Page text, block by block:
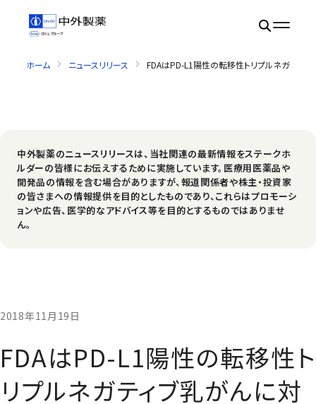
ホーム ニュースリリース FDAはPD-L1陽性の転移性トリプルネガティ
中外製薬のニュースリリースは、当社関連の最新情報をステークホ
ルダーの皆様にお伝えするために実施しています。医療用医薬品や
開発品の情報を含む場合がありますが、報道関係者や株主・投資家
の皆さまへの情報提供を目的としたものであり、これらはプロモーシ
ョンや広告、医学的なアドバイス等を目的とするものではありませ
ん。
2018年11月19日
FDAはPD-L1陽性の転移性ト
リプルネガティブ乳がんに対